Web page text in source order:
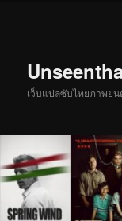
เว็บแปลซับไทยภาพยน